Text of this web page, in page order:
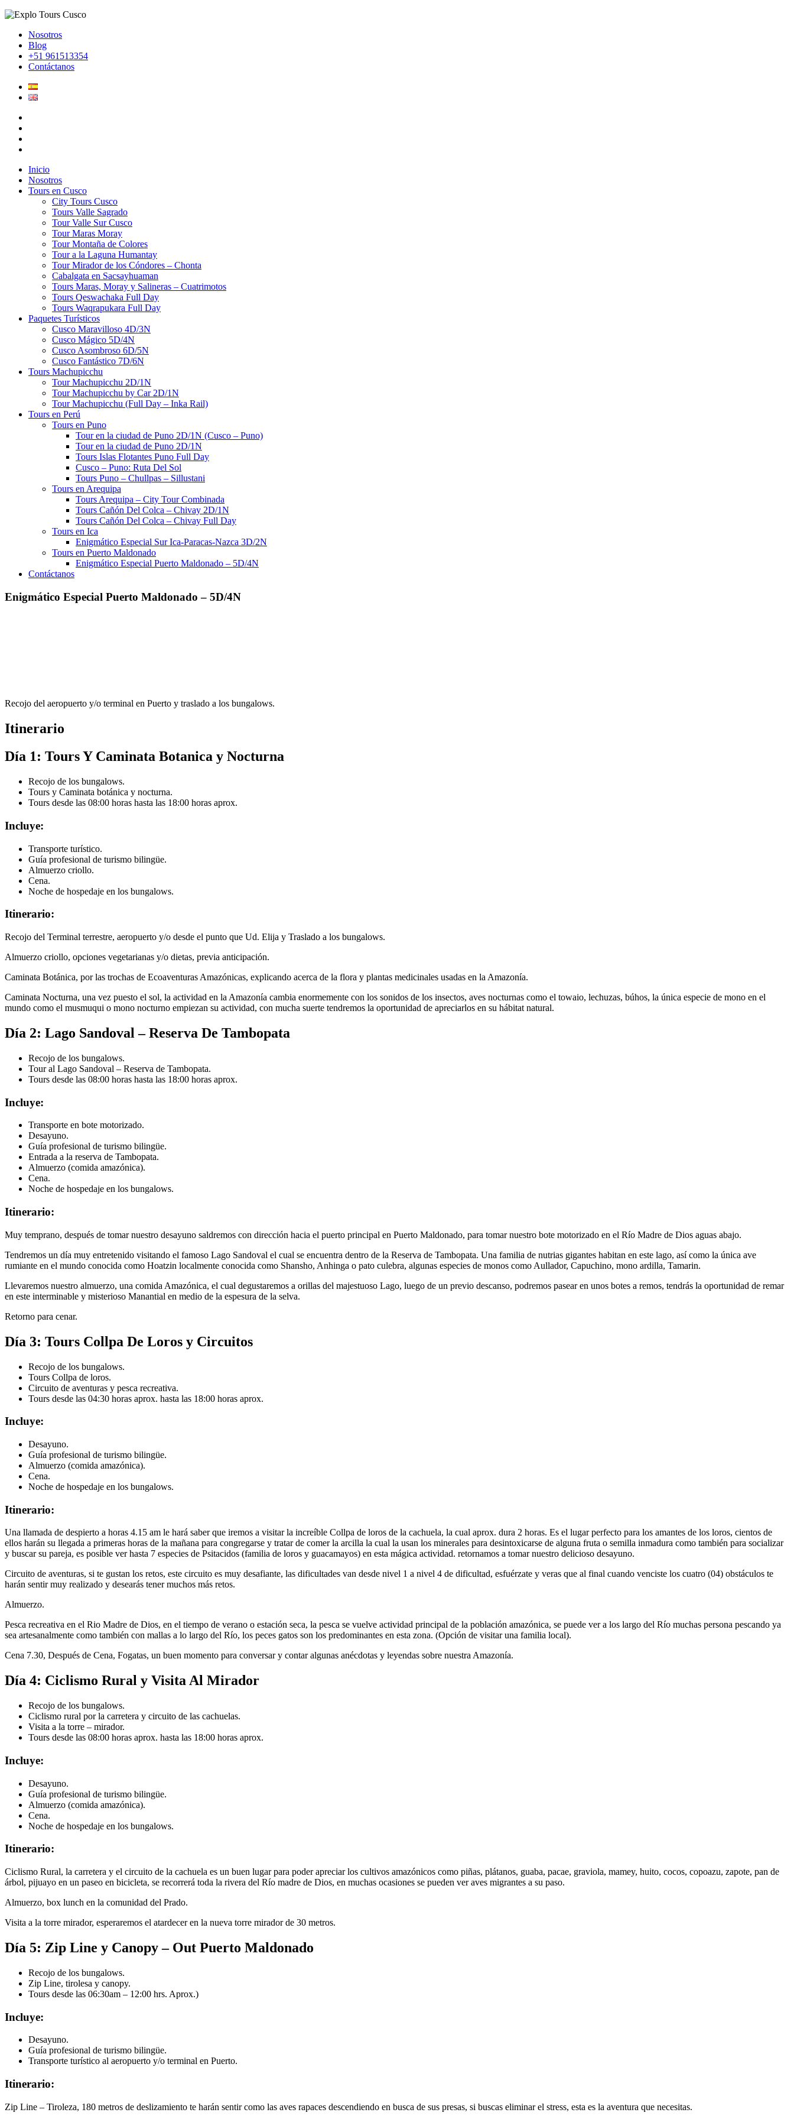
Nosotros
Blog
+51 961513354
Contáctanos
Inicio
Nosotros
Tours en Cusco
City Tours Cusco
Tours Valle Sagrado
Tour Valle Sur Cusco
Tour Maras Moray
Tour Montaña de Colores
Tour a la Laguna Humantay
Tour Mirador de los Cóndores – Chonta
Cabalgata en Sacsayhuaman
Tours Maras, Moray y Salineras – Cuatrimotos
Tours Qeswachaka Full Day
Tours Waqrapukara Full Day
Paquetes Turísticos
Cusco Maravilloso 4D/3N
Cusco Mágico 5D/4N
Cusco Asombroso 6D/5N
Cusco Fantástico 7D/6N
Tours Machupicchu
Tour Machupicchu 2D/1N
Tour Machupicchu by Car 2D/1N
Tour Machupicchu (Full Day – Inka Rail)
Tours en Perú
Tours en Puno
Tour en la ciudad de Puno 2D/1N (Cusco – Puno)
Tour en la ciudad de Puno 2D/1N
Tours Islas Flotantes Puno Full Day
Cusco – Puno: Ruta Del Sol
Tours Puno – Chullpas – Sillustani
Tours en Arequipa
Tours Arequipa – City Tour Combinada
Tours Cañón Del Colca – Chivay 2D/1N
Tours Cañón Del Colca – Chivay Full Day
Tours en Ica
Enigmático Especial Sur Ica-Paracas-Nazca 3D/2N
Tours en Puerto Maldonado
Enigmático Especial Puerto Maldonado – 5D/4N
Contáctanos
Enigmático Especial Puerto Maldonado – 5D/4N
Recojo del aeropuerto y/o terminal en Puerto y traslado a los bungalows.
Itinerario
Día 1: Tours Y Caminata Botanica y Nocturna
Recojo de los bungalows.
Tours y Caminata botánica y nocturna.
Tours desde las 08:00 horas hasta las 18:00 horas aprox.
Incluye:
Transporte turístico.
Guía profesional de turismo bilingüe.
Almuerzo criollo.
Cena.
Noche de hospedaje en los bungalows.
Itinerario:
Recojo del Terminal terrestre, aeropuerto y/o desde el punto que Ud. Elija y Traslado a los bungalows.
Almuerzo criollo, opciones vegetarianas y/o dietas, previa anticipación.
Caminata Botánica, por las trochas de Ecoaventuras Amazónicas, explicando acerca de la flora y plantas medicinales usadas en la Amazonía.
Caminata Nocturna, una vez puesto el sol, la actividad en la Amazonía cambia enormemente con los sonidos de los insectos, aves nocturnas como el towaio, lechuzas, búhos, la única especie de mono en el
mundo como el musmuqui o mono nocturno empiezan su actividad, con mucha suerte tendremos la oportunidad de apreciarlos en su hábitat natural.
Día 2: Lago Sandoval – Reserva De Tambopata
Recojo de los bungalows.
Tour al Lago Sandoval – Reserva de Tambopata.
Tours desde las 08:00 horas hasta las 18:00 horas aprox.
Incluye:
Transporte en bote motorizado.
Desayuno.
Guía profesional de turismo bilingüe.
Entrada a la reserva de Tambopata.
Almuerzo (comida amazónica).
Cena.
Noche de hospedaje en los bungalows.
Itinerario:
Muy temprano, después de tomar nuestro desayuno saldremos con dirección hacia el puerto principal en Puerto Maldonado, para tomar nuestro bote motorizado en el Río Madre de Dios aguas abajo.
Tendremos un día muy entretenido visitando el famoso Lago Sandoval el cual se encuentra dentro de la Reserva de Tambopata. Una familia de nutrias gigantes habitan en este lago, así como la única ave
rumiante en el mundo conocida como Hoatzin localmente conocida como Shansho, Anhinga o pato culebra, algunas especies de monos como Aullador, Capuchino, mono ardilla, Tamarin.
Llevaremos nuestro almuerzo, una comida Amazónica, el cual degustaremos a orillas del majestuoso Lago, luego de un previo descanso, podremos pasear en unos botes a remos, tendrás la oportunidad de remar
en este interminable y misterioso Manantial en medio de la espesura de la selva.
Retorno para cenar.
Día 3: Tours Collpa De Loros y Circuitos
Recojo de los bungalows.
Tours Collpa de loros.
Circuito de aventuras y pesca recreativa.
Tours desde las 04:30 horas aprox. hasta las 18:00 horas aprox.
Incluye:
Desayuno.
Guía profesional de turismo bilingüe.
Almuerzo (comida amazónica).
Cena.
Noche de hospedaje en los bungalows.
Itinerario:
Una llamada de despierto a horas 4.15 am le hará saber que iremos a visitar la increíble Collpa de loros de la cachuela, la cual aprox. dura 2 horas. Es el lugar perfecto para los amantes de los loros, cientos de
ellos harán su llegada a primeras horas de la mañana para congregarse y tratar de comer la arcilla la cual la usan los minerales para desintoxicarse de alguna fruta o semilla inmadura como también para socializar
y buscar su pareja, es posible ver hasta 7 especies de Psitacidos (familia de loros y guacamayos) en esta mágica actividad. retornamos a tomar nuestro delicioso desayuno.
Circuito de aventuras, si te gustan los retos, este circuito es muy desafiante, las dificultades van desde nivel 1 a nivel 4 de dificultad, esfuérzate y veras que al final cuando venciste los cuatro (04) obstáculos te
harán sentir muy realizado y desearás tener muchos más retos.
Almuerzo.
Pesca recreativa en el Rio Madre de Dios, en el tiempo de verano o estación seca, la pesca se vuelve actividad principal de la población amazónica, se puede ver a los largo del Río muchas persona pescando ya
sea artesanalmente como también con mallas a lo largo del Río, los peces gatos son los predominantes en esta zona. (Opción de visitar una familia local).
Cena 7.30, Después de Cena, Fogatas, un buen momento para conversar y contar algunas anécdotas y leyendas sobre nuestra Amazonía.
Día 4: Ciclismo Rural y Visita Al Mirador
Recojo de los bungalows.
Ciclismo rural por la carretera y circuito de las cachuelas.
Visita a la torre – mirador.
Tours desde las 08:00 horas aprox. hasta las 18:00 horas aprox.
Incluye:
Desayuno.
Guía profesional de turismo bilingüe.
Almuerzo (comida amazónica).
Cena.
Noche de hospedaje en los bungalows.
Itinerario:
Ciclismo Rural, la carretera y el circuito de la cachuela es un buen lugar para poder apreciar los cultivos amazónicos como piñas, plátanos, guaba, pacae, graviola, mamey, huito, cocos, copoazu, zapote, pan de
árbol, pijuayo en un paseo en bicicleta, se recorrerá toda la rivera del Río madre de Dios, en muchas ocasiones se pueden ver aves migrantes a su paso.
Almuerzo, box lunch en la comunidad del Prado.
Visita a la torre mirador, esperaremos el atardecer en la nueva torre mirador de 30 metros.
Día 5: Zip Line y Canopy – Out Puerto Maldonado
Recojo de los bungalows.
Zip Line, tirolesa y canopy.
Tours desde las 06:30am – 12:00 hrs. Aprox.)
Incluye:
Desayuno.
Guía profesional de turismo bilingüe.
Transporte turístico al aeropuerto y/o terminal en Puerto.
Itinerario:
Zip Line – Tiroleza, 180 metros de deslizamiento te harán sentir como las aves rapaces descendiendo en busca de sus presas, si buscas eliminar el stress, esta es la aventura que necesitas.